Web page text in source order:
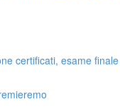
certificati, esame